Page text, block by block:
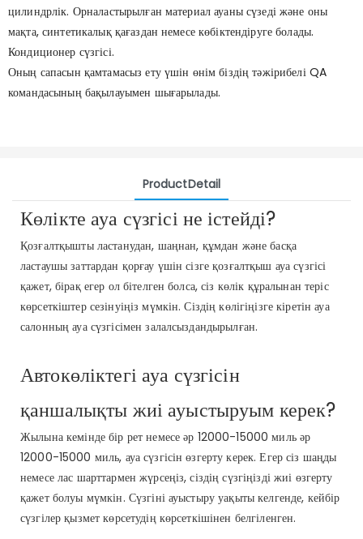
цилиндрлік. Орналастырылған материал ауаны сүзеді және оны
мақта, синтетикалық қағаздан немесе көбіктендіруге болады.
Кондиционер сүзгісі.
Оның сапасын қамтамасыз ету үшін өнім біздің тәжірибелі QA
командасының бақылауымен шығарылады.
ProductDetail
Көлікте ауа сүзгісі не істейді?
Қозғалтқышты ластанудан, шаңнан, құмдан және басқа
ластаушы заттардан қорғау үшін сізге қозғалтқыш ауа сүзгісі
қажет, бірақ егер ол бітелген болса, сіз көлік құралынан теріс
көрсеткіштер сезінуіңіз мүмкін. Сіздің көлігіңізге кіретін ауа
салонның ауа сүзгісімен залалсыздандырылған.
Автокөліктегі ауа сүзгісін
қаншалықты жиі ауыстыруым керек?
Жылына кемінде бір рет немесе әр 12000-15000 миль әр
12000-15000 миль, ауа сүзгісін өзгерту керек. Егер сіз шаңды
немесе лас шарттармен жүрсеңіз, сіздің сүзгіңізді жиі өзгерту
қажет болуы мүмкін. Сүзгіні ауыстыру уақыты келгенде, кейбір
сүзгілер қызмет көрсетудің көрсеткішінен белгіленген.